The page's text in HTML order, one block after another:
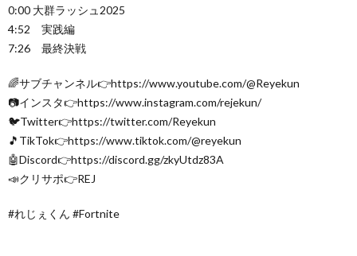
0:00 大群ラッシュ2025
4:52 実践編
7:26 最終決戦
🌈サブチャンネル👉https://www.youtube.com/@Reyekun
📷インスタ👉https://www.instagram.com/rejekun/
🐦Twitter👉https://twitter.com/Reyekun
🎵TikTok👉https://www.tiktok.com/@reyekun
🤖Discord👉https://discord.gg/zkyUtdz83A
📣クリサポ👉REJ
#れじぇくん #Fortnite